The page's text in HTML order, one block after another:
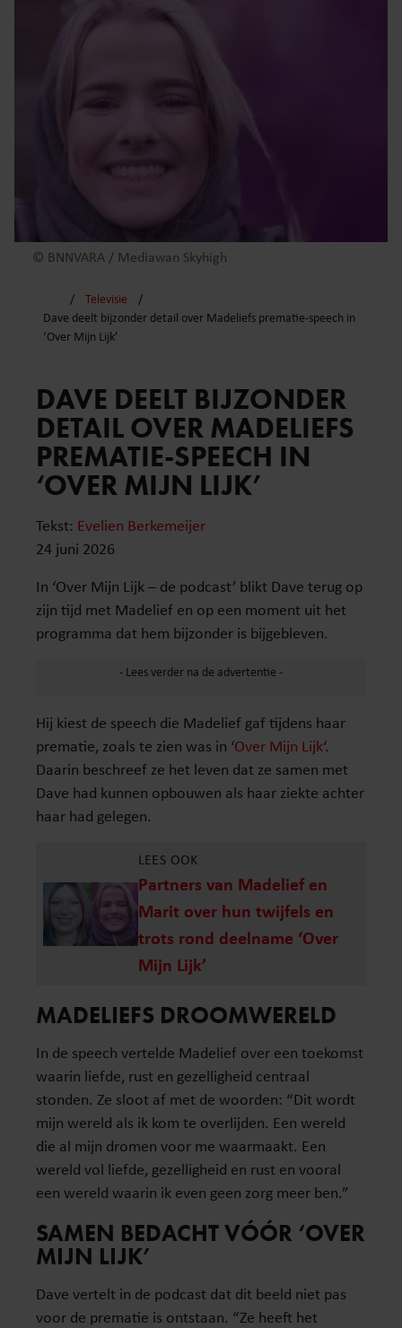
© BNNVARA / Mediawan Skyhigh
Televisie
Dave deelt bijzonder detail over Madeliefs prematie-speech in
‘Over Mijn Lijk’
DAVE DEELT BIJZONDER
DETAIL OVER MADELIEFS
PREMATIE-SPEECH IN
‘OVER MIJN LIJK’
Tekst: Evelien Berkemeijer
24 juni 2026
In ‘Over Mijn Lijk – de podcast’ blikt Dave terug op
zijn tijd met Madelief en op een moment uit het
programma dat hem bijzonder is bijgebleven.
Hij kiest de speech die Madelief gaf tijdens haar
prematie, zoals te zien was in ‘Over Mijn Lijk‘.
Daarin beschreef ze het leven dat ze samen met
Dave had kunnen opbouwen als haar ziekte achter
haar had gelegen.
LEES OOK
Partners van Madelief en
Marit over hun twijfels en
trots rond deelname ‘Over
Mijn Lijk’
MADELIEFS DROOMWERELD
In de speech vertelde Madelief over een toekomst
waarin liefde, rust en gezelligheid centraal
stonden. Ze sloot af met de woorden: “Dit wordt
mijn wereld als ik kom te overlijden. Een wereld
die al mijn dromen voor me waarmaakt. Een
wereld vol liefde, gezelligheid en rust en vooral
een wereld waarin ik even geen zorg meer ben.”
SAMEN BEDACHT VÓÓR ‘OVER
MIJN LIJK’
Dave vertelt in de podcast dat dit beeld niet pas
voor de prematie is ontstaan. “Ze heeft het